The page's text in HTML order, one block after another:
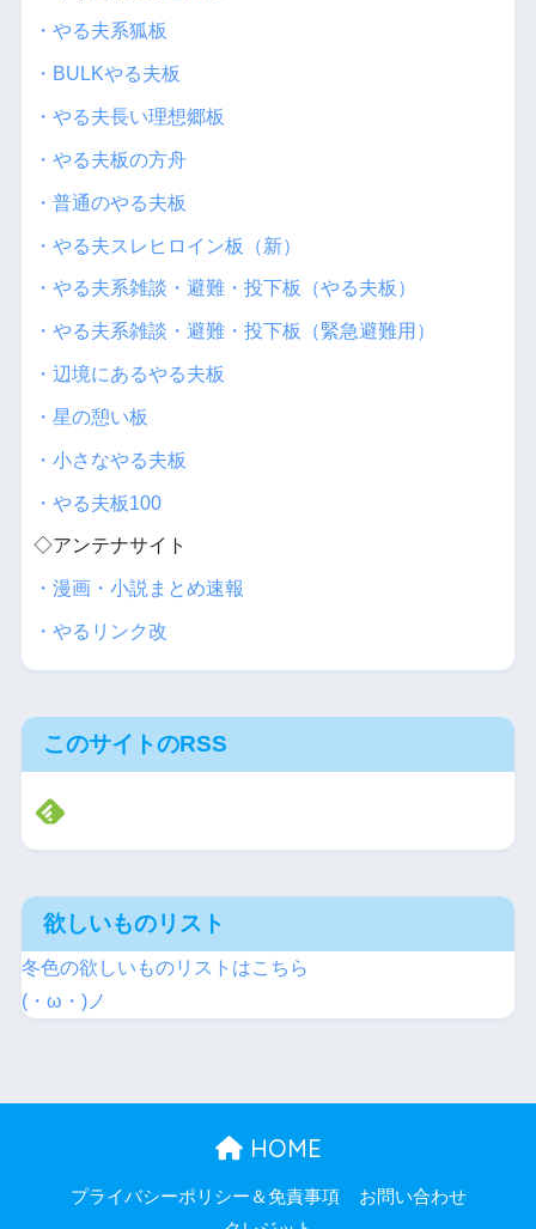
・やる夫系狐板
・BULKやる夫板
・やる夫長い理想郷板
・やる夫板の方舟
・普通のやる夫板
・やる夫スレヒロイン板（新）
・やる夫系雑談・避難・投下板（やる夫板）
・やる夫系雑談・避難・投下板（緊急避難用）
・辺境にあるやる夫板
・星の憩い板
・小さなやる夫板
・やる夫板100
◇アンテナサイト
・漫画・小説まとめ速報
・やるリンク改
このサイトのRSS
欲しいものリスト
冬色の欲しいものリストはこちら
(・ω・)ノ
HOME
プライバシーポリシー＆免責事項
お問い合わせ